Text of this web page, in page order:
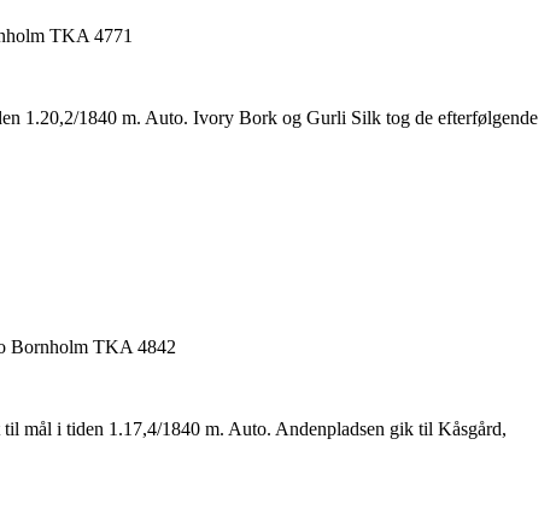
1.20,2/1840 m. Auto. Ivory Bork og Gurli Silk tog de efterfølgende
mål i tiden 1.17,4/1840 m. Auto. Andenpladsen gik til Kåsgård,